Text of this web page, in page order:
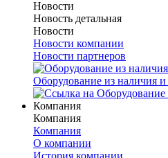
Новости
Новость детальная
Новости
Новости компании
Новости партнеров
Оборудование из наличия
Компания
Компания
Компания
О компании
История компании